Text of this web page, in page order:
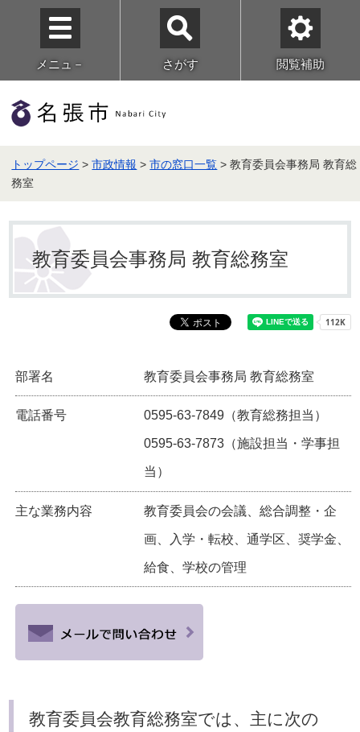
メニュ－ さがす 閲覧補助
トップページ >市政情報 >市の窓口一覧 > 教育委員会事務局 教育総
務室
教育委員会事務局 教育総務室
部署名 教育委員会事務局 教育総務室
電話番号 0595-63-7849（教育総務担当）
0595-63-7873（施設担当・学事担
当）
主な業務内容 教育委員会の会議、総合調整・企
画、入学・転校、通学区、奨学金、
給食、学校の管理
教育委員会教育総務室では、主に次の